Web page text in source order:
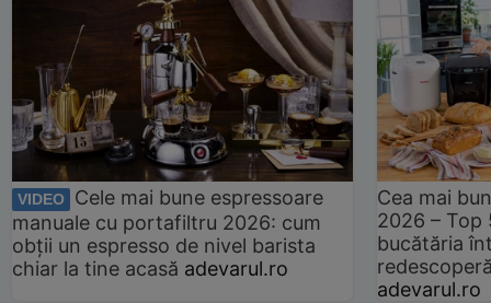
VIDEO
Cele mai bune espressoare
manuale cu portafiltru 2026: cum
obții un espresso de nivel barista
chiar la tine acasă adevarul.ro
Cea mai
2026 –
bucătăria
adevarul.ro